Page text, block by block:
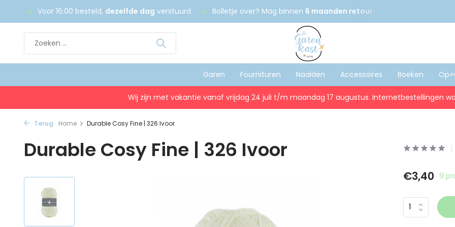
Voor 16:00 besteld, dezelfde dag verstuurd Bolletje over? Mag binnen 6 maanden retour
Garen Fournituren Naalden Accessoires Boeken
Wij zijn met vakantie vanaf vrijdag 24 juli t/m maandag 17 augustus. Internetbestellingen
Terug Home Durable Cosy Fine | 326 Ivoor
Durable Cosy Fine | 326 Ivoor
€3,40 9